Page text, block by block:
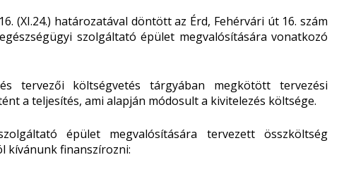
(XI.24.) határozatával döntött az Érd, Fehérvári út 16. szám
szolgáltató épület megvalósítására vonatkozó
tervezői költségvetés tárgyában megkötött tervezési
a teljesítés, ami alapján módosult a kivitelezés költsége.
épület megvalósítására tervezett összköltség
kívánunk finanszírozni: